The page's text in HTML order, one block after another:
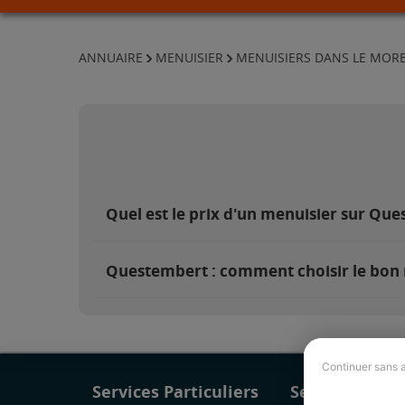
Continuer sans
ANNUAIRE MENUISIER MENUISIERS DANS LE
Quel est le prix d'un menuisier sur
Questembert : comment choisir le bon
Services Particuliers Services Pro